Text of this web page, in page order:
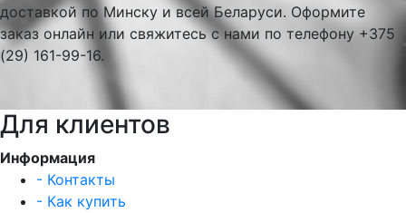
доставкой по Минску и всей Беларуси. Оформите
заказ онлайн или свяжитесь с нами по телефону +375
(29) 161-99-16.
Для клиентов
Информация
- Контакты
- Как купить